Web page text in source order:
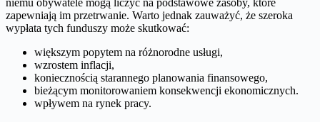
niemu obywatele mogą liczyć na podstawowe zasoby, które
zapewniają im przetrwanie. Warto jednak zauważyć, że szeroka
wypłata tych funduszy może skutkować:
większym popytem na różnorodne usługi,
wzrostem inflacji,
koniecznością starannego planowania finansowego,
bieżącym monitorowaniem konsekwencji ekonomicznych.
wpływem na rynek pracy.